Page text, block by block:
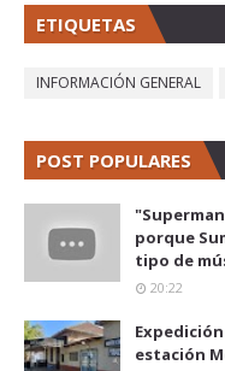
ETIQUETAS
INFORMACIÓN GENERAL
POST POPULARES
porque
tipo de
20:22
estación